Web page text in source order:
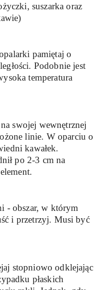
suszarka oraz
pamiętaj o
Podobnie jest
temperatura
swojej wewnętrznej
linie. W oparciu o
kawałek.
po 2-3 cm na
- obszar, w którym
i przetrzyj. Musi być
stopniowo odklejając
płaskich